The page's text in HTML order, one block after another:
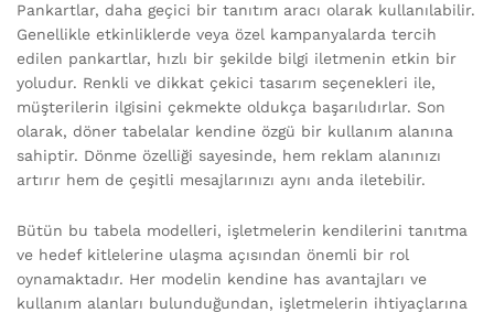
Pankartlar, daha geçici bir tanıtım aracı olarak kullanılabilir.
Genellikle etkinliklerde veya özel kampanyalarda tercih
edilen pankartlar, hızlı bir şekilde bilgi iletmenin etkin bir
yoludur. Renkli ve dikkat çekici tasarım seçenekleri ile,
müşterilerin ilgisini çekmekte oldukça başarılıdırlar. Son
olarak, döner tabelalar kendine özgü bir kullanım alanına
sahiptir. Dönme özelliği sayesinde, hem reklam alanınızı
artırır hem de çeşitli mesajlarınızı aynı anda iletebilir.
Bütün bu tabela modelleri, işletmelerin kendilerini tanıtma
ve hedef kitlelerine ulaşma açısından önemli bir rol
oynamaktadır. Her modelin kendine has avantajları ve
kullanım alanları bulunduğundan, işletmelerin ihtiyaçlarına